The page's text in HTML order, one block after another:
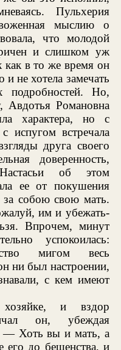
Пульхерия
мыслию о
что молодой
и слишком уж
как в то же время он
не хотела замечать
подробностей. Но,
Авдотья Романовна
характера, но с
испугом встречала
друга своего
доверенность,
об этом
ее от покушения
собою свою мать.
им и убежать-
Впрочем, минут
успокоилась:
мигом весь
ни был настроении,
с кем имеют
и вздор
он, убеждая
— Хоть вы и мать, а
его до бешенства, и